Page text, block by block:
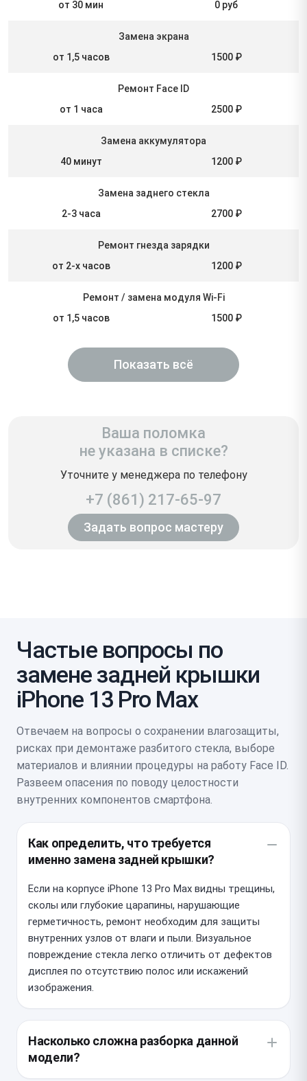
от 30 мин 0 руб
Замена экрана
от 1,5 часов
1500 ₽
Ремонт Face ID
от 1 часа
2500 ₽
Замена аккумулятора
40 минут
1200 ₽
Замена заднего стекла
2-3 часа
2700 ₽
Ремонт гнезда зарядки
от 2-х часов
1200 ₽
Ремонт / замена модуля Wi-Fi
от 1,5 часов
1500 ₽
Показать всё
Ваша поломка
не указана в списке?
Уточните у менеджера по телефону
+7 (861) 217-65-97
Задать вопрос мастеру
Частые вопросы по
замене задней крышки
iPhone 13 Pro Max
Отвечаем на вопросы о сохранении влагозащиты,
рисках при демонтаже разбитого стекла, выборе
материалов и влиянии процедуры на работу Face ID.
Развеем опасения по поводу целостности
внутренних компонентов смартфона.
Как определить, что требуется
именно замена задней крышки?
Если на корпусе iPhone 13 Pro Max видны трещины,
сколы или глубокие царапины, нарушающие
герметичность, ремонт необходим для защиты
внутренних узлов от влаги и пыли. Визуальное
повреждение стекла легко отличить от дефектов
дисплея по отсутствию полос или искажений
изображения.
Насколько сложна разборка данной
модели?